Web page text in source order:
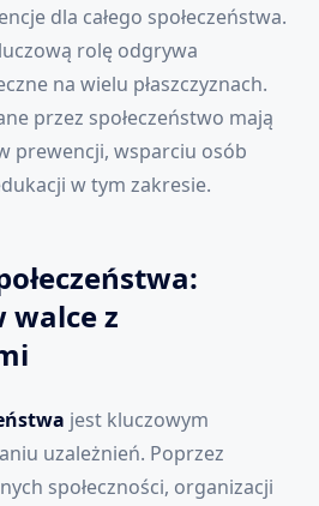
dla całego społeczeństwa.
rolę odgrywa
na wielu płaszczyznach.
przez społeczeństwo mają
prewencji, wsparciu osób
w tym zakresie.
walce z
jest kluczowym
uzależnień. Poprzez
społeczności, organizacji